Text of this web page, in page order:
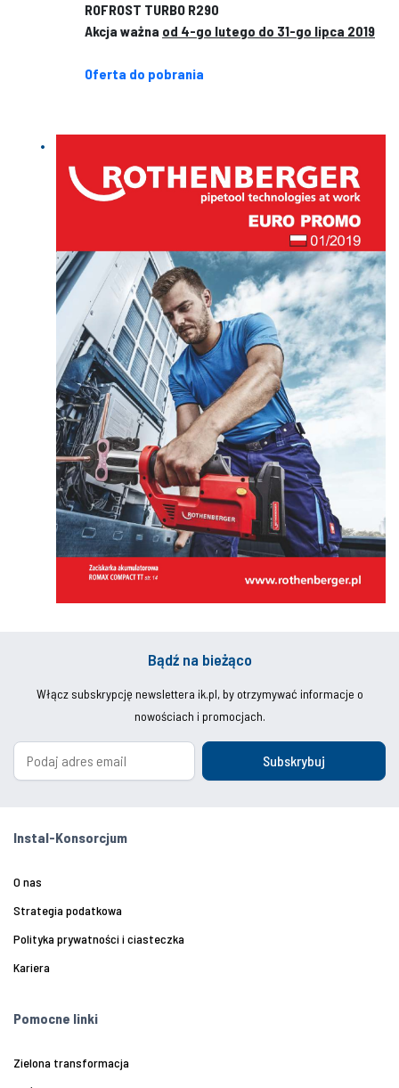
ROFROST TURBO R290
Akcja ważna od 4-go lutego do 31-go lipca 2019
Oferta do pobrania
Bądź na bieżąco
Włącz subskrypcję newslettera ik.pl, by otrzymywać informacje o
nowościach i promocjach.
Subskrybuj
Instal-Konsorcjum
O nas
Strategia podatkowa
Polityka prywatności i ciasteczka
Kariera
Pomocne linki
Zielona transformacja